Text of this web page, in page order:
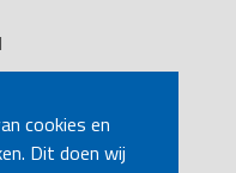
cookies en
Dit doen wij